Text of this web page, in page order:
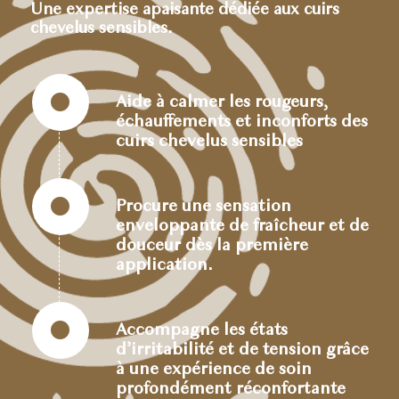
Une expertise apaisante dédiée aux cuirs
chevelus sensibles.
Aide à calmer les rougeurs,
échauffements et inconforts des
cuirs chevelus sensibles
Procure une sensation
enveloppante de fraîcheur et de
douceur dès la première
application.
Accompagne les états
d’irritabilité et de tension grâce
à une expérience de soin
profondément réconfortante